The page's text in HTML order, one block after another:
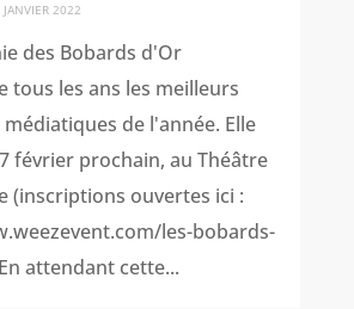
2022
des Bobards d'Or
tous les ans les meilleurs
de l'année. Elle
février prochain, au Théâtre
(inscriptions ouvertes ici :
les-bobards-
attendant cette...